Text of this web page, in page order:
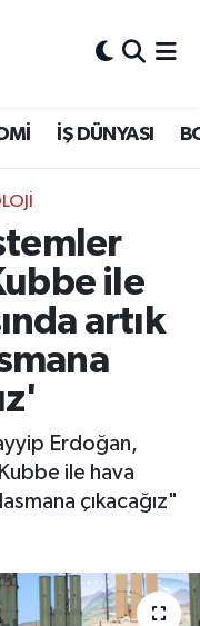
İŞ DÜNYASI
ile
artık
Erdoğan,
ile hava
çıkacağız"